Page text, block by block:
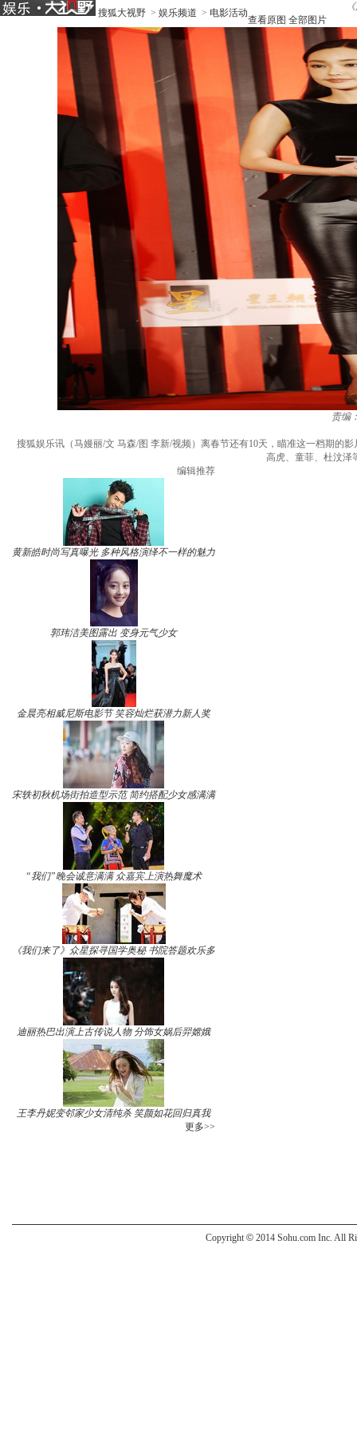
搜狐大视野 > 娱乐频道 > 电影活动
查看原图 全部图片
责编
搜狐娱乐讯（马嫚丽/文 马森/图 李新/视频）离春节还有10天，瞄准这一档期的
高虎、童菲、杜汶泽
编辑推荐
黄新皓时尚写真曝光 多种风格演绎不一样的魅力
郭玮洁美图露出 变身元气少女
金晨亮相威尼斯电影节 笑容灿烂获潜力新人奖
宋轶初秋机场街拍造型示范 简约搭配少女感满满
“我们”晚会诚意满满 众嘉宾上演热舞魔术
《我们来了》众星探寻国学奥秘 书院答题欢乐多
迪丽热巴出演上古传说人物 分饰女娲后羿嫦娥
王李丹妮变邻家少女清纯杀 笑颜如花回归真我
更多>>
Copyright © 2014 Sohu.com Inc. All